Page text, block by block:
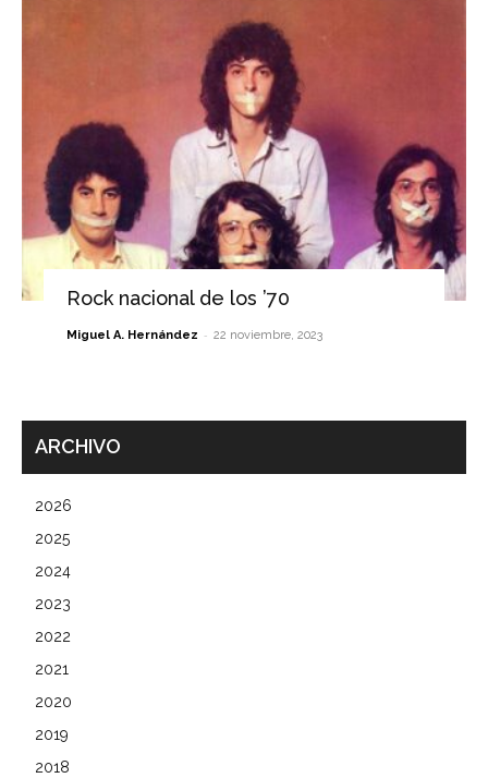
Rock nacional de los ’70
Miguel A. Hernández - 22 noviembre, 2023
ARCHIVO
2026
2025
2024
2023
2022
2021
2020
2019
2018